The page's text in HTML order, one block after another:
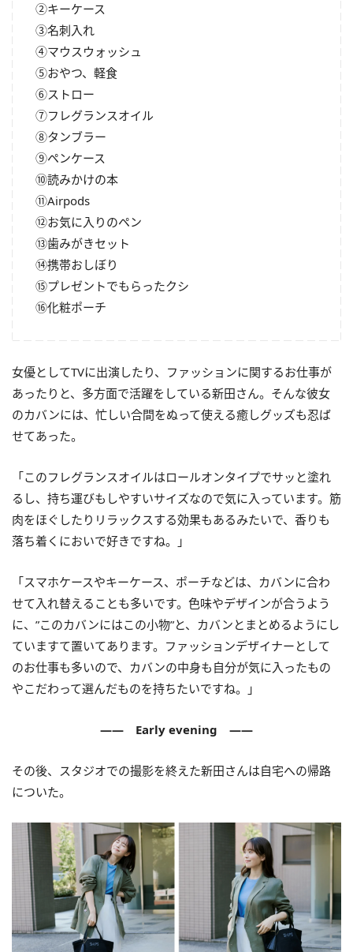
②キーケース
③名刺入れ
④マウスウォッシュ
⑤おやつ、軽食
⑥ストロー
⑦フレグランスオイル
⑧タンブラー
⑨ペンケース
⑩読みかけの本
⑪Airpods
⑫お気に入りのペン
⑬歯みがきセット
⑭携帯おしぼり
⑮プレゼントでもらったクシ
⑯化粧ポーチ
女優としてTVに出演したり、ファッションに関するお仕事が
あったりと、多方面で活躍をしている新田さん。そんな彼女
のカバンには、忙しい合間をぬって使える癒しグッズも忍ば
せてあった。
「このフレグランスオイルはロールオンタイプでサッと塗れ
るし、持ち運びもしやすいサイズなので気に入っています。筋
肉をほぐしたりリラックスする効果もあるみたいで、香りも
落ち着くにおいで好きですね。」
「スマホケースやキーケース、ポーチなどは、カバンに合わ
せて入れ替えることも多いです。色味やデザインが合うよう
に、”このカバンにはこの小物”と、カバンとまとめるようにし
ていますて置いてあります。ファッションデザイナーとして
のお仕事も多いので、カバンの中身も自分が気に入ったもの
やこだわって選んだものを持ちたいですね。」
―― Early evening ――
その後、スタジオでの撮影を終えた新田さんは自宅への帰路
についた。